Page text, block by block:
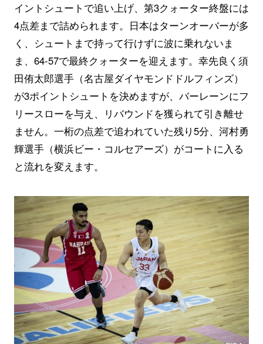
イントシュートで追い上げ、第3クォーター終盤には
4点差まで詰められます。日本はターンオーバーが多
く、シュートまで持って行けずに波に乗れないま
ま、64-57で最終クォーターを迎えます。幸先良く須
田侑太郎選手（名古屋ダイヤモンドドルフィンズ）
が3ポイントシュートを決めますが、バーレーンにフ
リースローを与え、リバウンドを獲られて引き離せ
ません。一桁の点差で追われていた残り5分、河村勇
輝選手（横浜ビー・コルセアーズ）がコートに入る
と流れを変えます。